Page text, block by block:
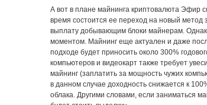
А вот в плане майнинга криптовалюта Эфир
время состоится ее переход на новый
выплату добывающим блоки майнерам.
моментом. Майнинг еще актуален и даже
подходе будет приносить около 300%
компьютеров и видеокарт также требует
майнинг (заплатить за мощность чужих
в данном случае доходность снижается к
облака. Другими словами, если заниматься